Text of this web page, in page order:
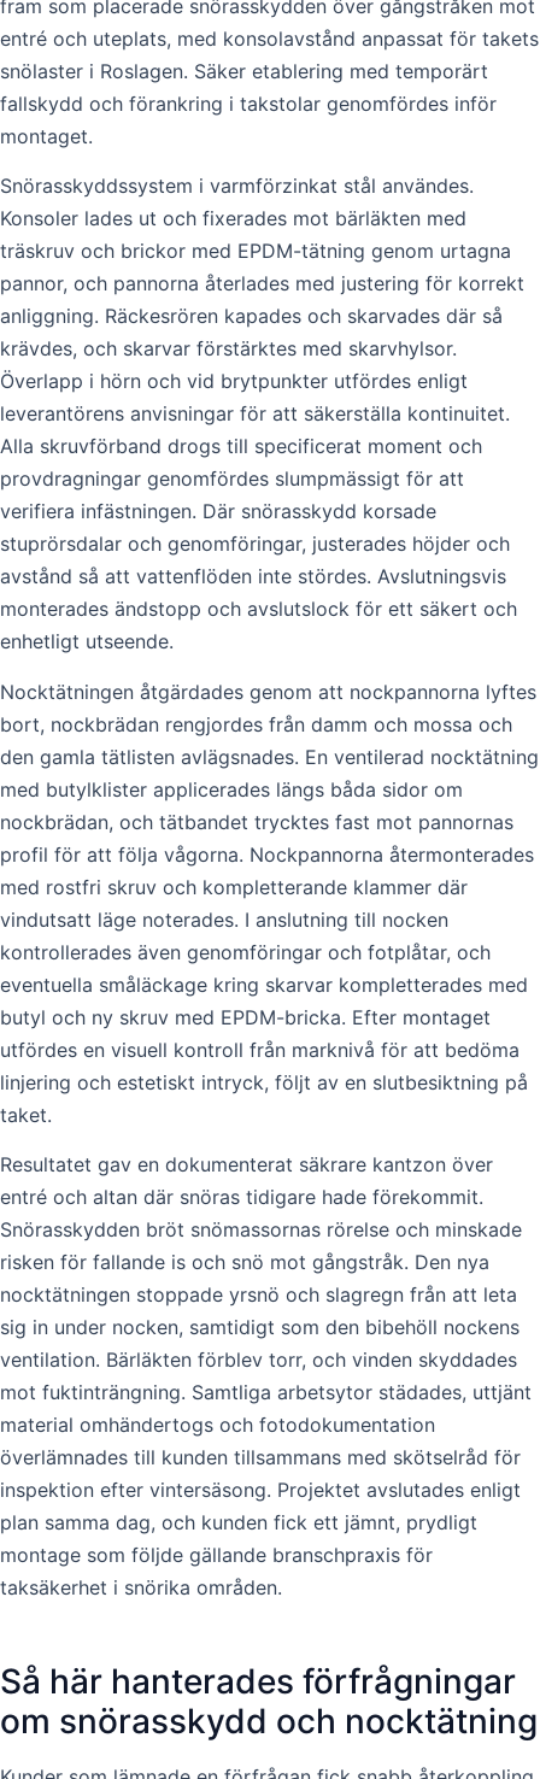
fram som placerade snörasskydden över gångstråken mot
entré och uteplats, med konsolavstånd anpassat för takets
snölaster i Roslagen. Säker etablering med temporärt
fallskydd och förankring i takstolar genomfördes inför
montaget.
Snörasskyddssystem i varmförzinkat stål användes.
Konsoler lades ut och fixerades mot bärläkten med
träskruv och brickor med EPDM-tätning genom urtagna
pannor, och pannorna återlades med justering för korrekt
anliggning. Räckesrören kapades och skarvades där så
krävdes, och skarvar förstärktes med skarvhylsor.
Överlapp i hörn och vid brytpunkter utfördes enligt
leverantörens anvisningar för att säkerställa kontinuitet.
Alla skruvförband drogs till specificerat moment och
provdragningar genomfördes slumpmässigt för att
verifiera infästningen. Där snörasskydd korsade
stuprörsdalar och genomföringar, justerades höjder och
avstånd så att vattenflöden inte stördes. Avslutningsvis
monterades ändstopp och avslutslock för ett säkert och
enhetligt utseende.
Nocktätningen åtgärdades genom att nockpannorna lyftes
bort, nockbrädan rengjordes från damm och mossa och
den gamla tätlisten avlägsnades. En ventilerad nocktätning
med butylklister applicerades längs båda sidor om
nockbrädan, och tätbandet trycktes fast mot pannornas
profil för att följa vågorna. Nockpannorna återmonterades
med rostfri skruv och kompletterande klammer där
vindutsatt läge noterades. I anslutning till nocken
kontrollerades även genomföringar och fotplåtar, och
eventuella småläckage kring skarvar kompletterades med
butyl och ny skruv med EPDM-bricka. Efter montaget
utfördes en visuell kontroll från marknivå för att bedöma
linjering och estetiskt intryck, följt av en slutbesiktning på
taket.
Resultatet gav en dokumenterat säkrare kantzon över
entré och altan där snöras tidigare hade förekommit.
Snörasskydden bröt snömassornas rörelse och minskade
risken för fallande is och snö mot gångstråk. Den nya
nocktätningen stoppade yrsnö och slagregn från att leta
sig in under nocken, samtidigt som den bibehöll nockens
ventilation. Bärläkten förblev torr, och vinden skyddades
mot fuktinträngning. Samtliga arbetsytor städades, uttjänt
material omhändertogs och fotodokumentation
överlämnades till kunden tillsammans med skötselråd för
inspektion efter vintersäsong. Projektet avslutades enligt
plan samma dag, och kunden fick ett jämnt, prydligt
montage som följde gällande branschpraxis för
taksäkerhet i snörika områden.
Så här hanterades förfrågningar
om snörasskydd och nocktätning